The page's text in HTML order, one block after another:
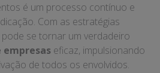
é um processo contínuo e
Com as estratégias
se tornar um verdadeiro
empresas eficaz, impulsionando
de todos os envolvidos.